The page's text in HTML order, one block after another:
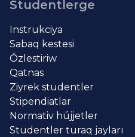
Studentlerge
Instrukciya
Sabaq kestesi
Ózlestiriw
Qatnas
Ziyrek studentler
Stipendiatlar
Normativ hújjetler
Studentler turaq jayları